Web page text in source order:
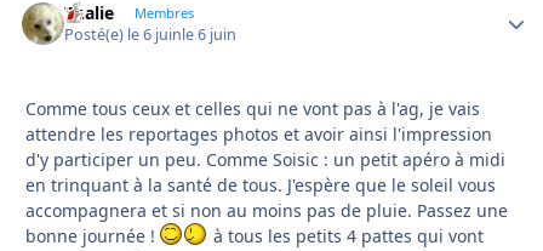
Thalie Membres
Posté(e) le 6 juinle 6 juin
Comme tous ceux et celles qui ne vont pas à l'ag, je vais
attendre les reportages photos et avoir ainsi l'impression
d'y participer un peu. Comme Soisic : un petit apéro à midi
en trinquant à la santé de tous. J'espère que le soleil vous
accompagnera et si non au moins pas de pluie. Passez une
bonne journée !
à tous les petits 4 pattes qui vont